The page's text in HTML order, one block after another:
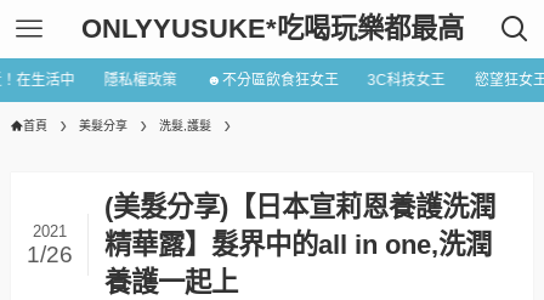
ONLYYUSUKE*吃喝玩樂都最高
在生活中 隱私權政策 ☻不分區飲食狂女王 3C科技女王 慾望狂女
首頁 美髮分享 洗髮,護髮
(美髮分享)【日本宣莉恩養護洗潤
精華露】髮界中的all in one,洗潤
養護一起上
2021
1/26